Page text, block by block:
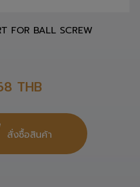
FOR BALL SCREW
THB
สั่งซื้อสินค้า